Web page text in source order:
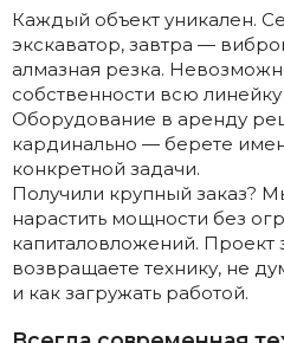
Каждый объект уникален.
экскаватор, завтра —
алмазная резка.
собственности всю
Оборудование в аренду
кардинально — берете
конкретной задачи.
Получили крупный заказ?
нарастить мощности без
капиталовложений. Проект
возвращаете технику, не
и как загружать работой.